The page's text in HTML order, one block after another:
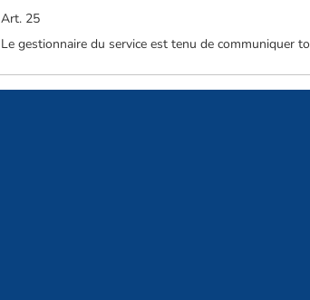
Art. 25
Le gestionnaire du service est tenu de communiquer